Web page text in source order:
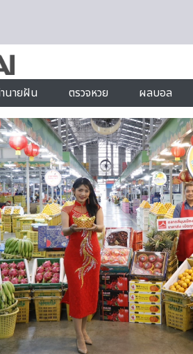
นายฝัน ตรวจหวย ผลบอล